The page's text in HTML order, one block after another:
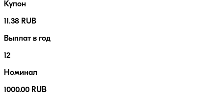
Купон
11.38 RUB
Выплат в год
12
Номинал
1000.00 RUB